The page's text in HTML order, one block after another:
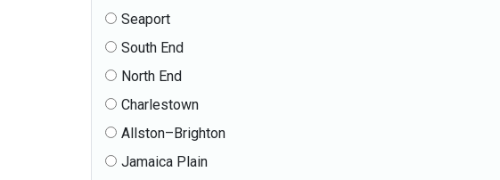
Seaport
South End
North End
Charlestown
Allston–Brighton
Jamaica Plain